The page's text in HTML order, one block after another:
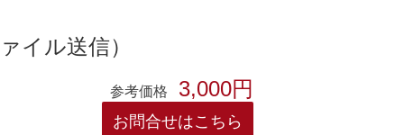
イル送信）
参考価格 3,000円
お問合せはこちら